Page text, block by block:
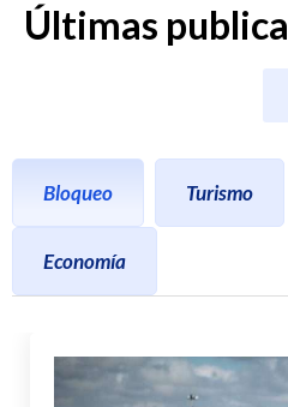
Últimas
Bloqueo Turismo
Economía